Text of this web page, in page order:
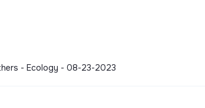
- Ecology - 08-23-2023